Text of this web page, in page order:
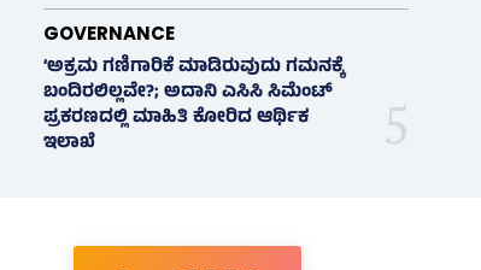
GOVERNANCE
‘ಅಕ್ರಮ ಗಣಿಗಾರಿಕೆ ಮಾಡಿರುವುದು ಗಮನಕ್ಕೆ
ಬಂದಿರಲಿಲ್ಲವೇ?; ಅದಾನಿ ಎಸಿಸಿ ಸಿಮೆಂಟ್
ಪ್ರಕರಣದಲ್ಲಿ ಮಾಹಿತಿ ಕೋರಿದ ಆರ್ಥಿಕ
ಇಲಾಖೆ